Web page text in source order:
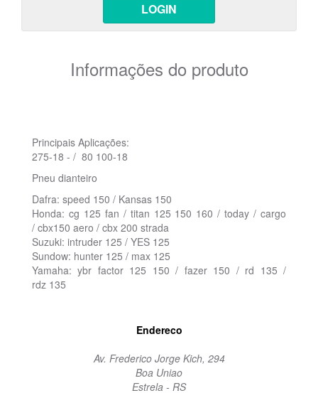
LOGIN
Informações do produto
Principais Aplicações:
275-18 - / 80 100-18
Pneu dianteiro
Dafra: speed 150 / Kansas 150
Honda: cg 125 fan / titan 125 150 160 / today / cargo
/ cbx150 aero / cbx 200 strada
Suzuki: intruder 125 / YES 125
Sundow: hunter 125 / max 125
Yamaha: ybr factor 125 150 / fazer 150 / rd 135 /
rdz 135
Endereco
Av. Frederico Jorge Kich, 294
Boa Uniao
Estrela - RS